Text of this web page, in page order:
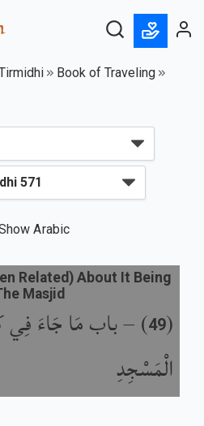
Book of Traveling
Arabic
(
49
) –باب مَا جَاءَ فِي
الْمَسْجِدِ
Related) About It Being
Masjid